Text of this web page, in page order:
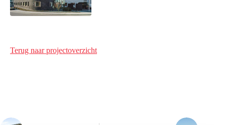
Terug naar projectoverzicht